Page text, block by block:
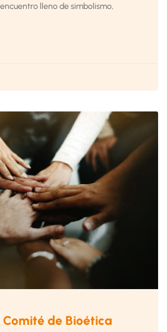
lleno de simbolismo,
Comité de Bioética